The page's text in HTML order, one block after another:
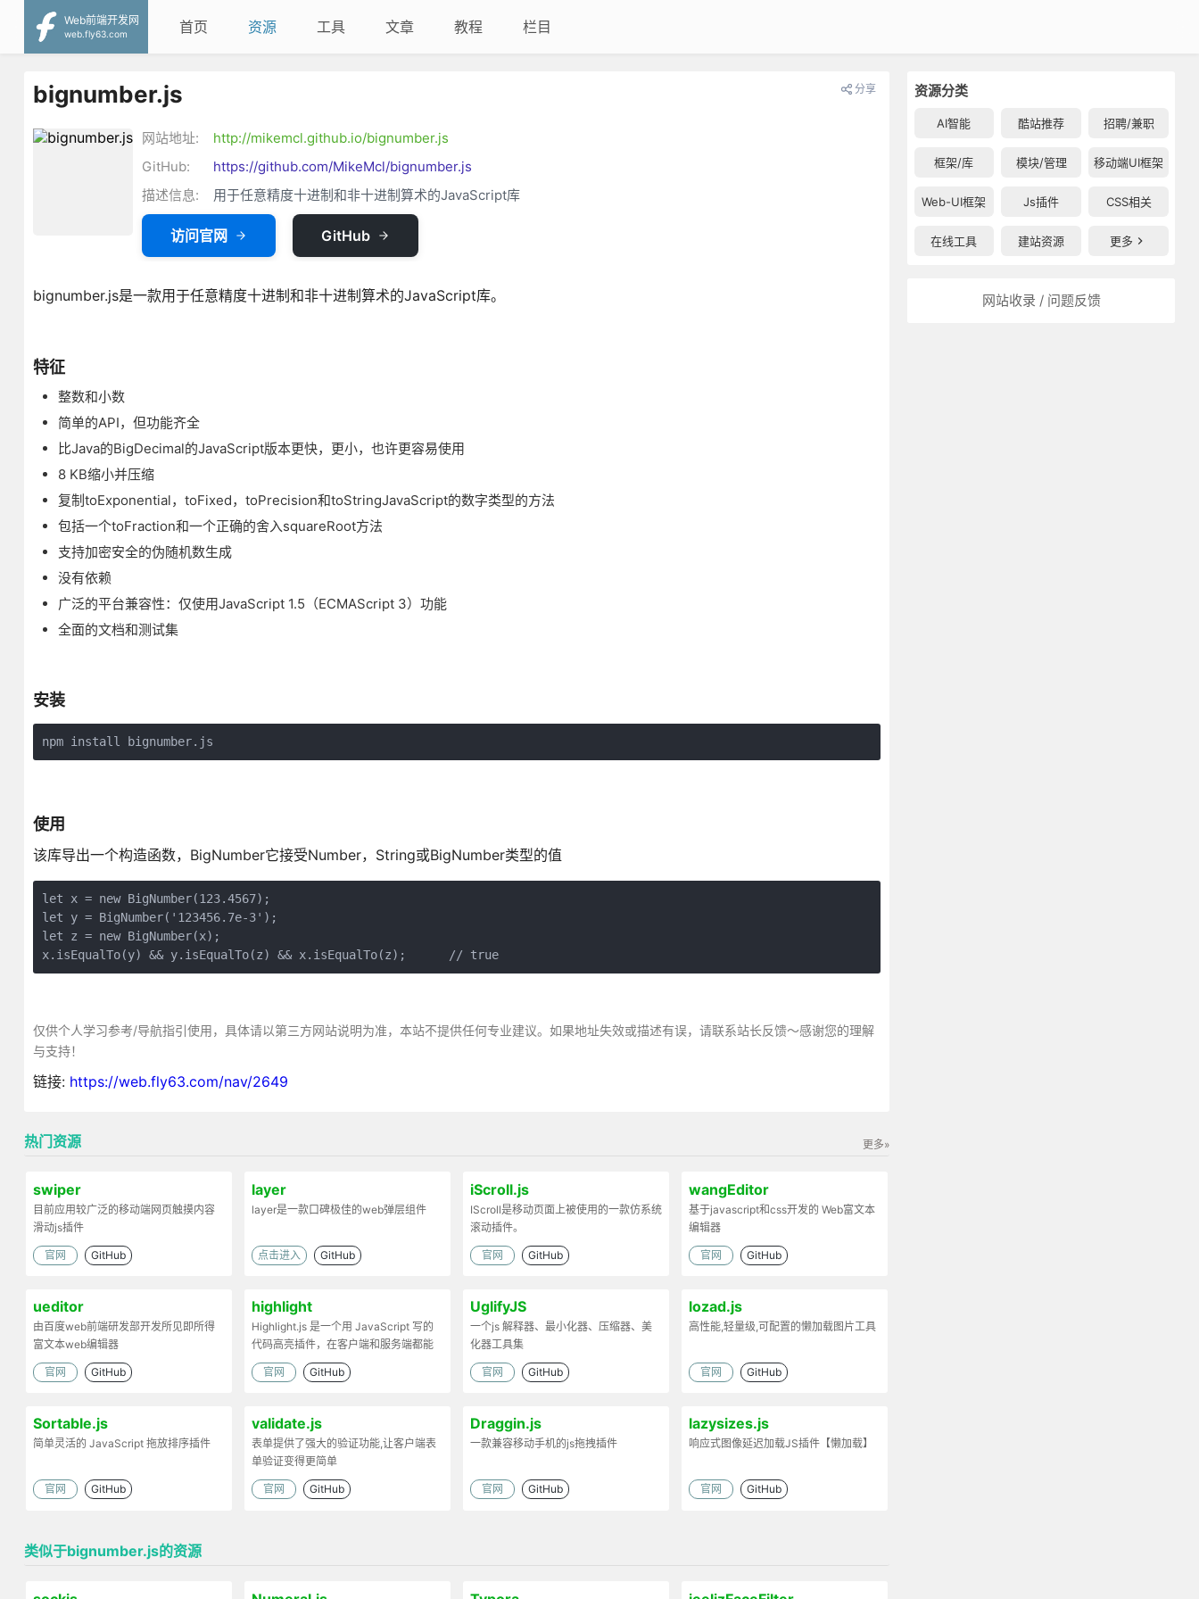
Web前端开发网
web.fly63.com
首页 资源 工具 文章 教程 栏目
资源分类
AI智能 酷站推荐 招聘/兼职
框架/库 模块/管理 移动端UI框架
Web-UI框架 Js插件 CSS相关
在线工具 建站资源 更多
网站收录 / 问题反馈
bignumber.js 分享
网站地址:
http://mikemcl.github.io/bignumber.js
GitHub:
https://github.com/MikeMcl/bignumber.js
描述信息:
用于任意精度十进制和非十进制算术的JavaScript库
访问官网 GitHub
bignumber.js是一款用于任意精度十进制和非十进制算术的JavaScript库。
特征
整数和小数
简单的API，但功能齐全
比Java的BigDecimal的JavaScript版本更快，更小，也许更容易使用
8 KB缩小并压缩
复制toExponential，toFixed，toPrecision和toStringJavaScript的数字类型的方法
包括一个toFraction和一个正确的舍入squareRoot方法
支持加密安全的伪随机数生成
没有依赖
广泛的平台兼容性：仅使用JavaScript 1.5（ECMAScript 3）功能
全面的文档和测试集
安装
npm install bignumber.js
使用
该库导出一个构造函数，BigNumber它接受Number，String或BigNumber类型的值
let x = new BigNumber(123.4567);
let y = BigNumber('123456.7e-3');
let z = new BigNumber(x);
x.isEqualTo(y) && y.isEqualTo(z) && x.isEqualTo(z);      // true
仅供个人学习参考/导航指引使用，具体请以第三方网站说明为准，本站不提供任何专业建议。如果地址失效或描述有误，请联系站长反馈～感谢您的理解
与支持！
链接: https://web.fly63.com/nav/2649
更多»
热门资源
swiper
目前应用较广泛的移动端网页触摸内容
滑动js插件
官网 GitHub
layer
layer是一款口碑极佳的web弹层组件
点击进入 GitHub
iScroll.js
IScroll是移动页面上被使用的一款仿系统
滚动插件。
官网 GitHub
wangEditor
基于javascript和css开发的 Web富文本
编辑器
官网 GitHub
ueditor
由百度web前端研发部开发所见即所得
富文本web编辑器
官网 GitHub
highlight
Highlight.js 是一个用 JavaScript 写的
代码高亮插件，在客户端和服务端都能
工作。
官网 GitHub
UglifyJS
一个js 解释器、最小化器、压缩器、美
化器工具集
官网 GitHub
lozad.js
高性能,轻量级,可配置的懒加载图片工具
官网 GitHub
Sortable.js
简单灵活的 JavaScript 拖放排序插件
官网 GitHub
validate.js
表单提供了强大的验证功能,让客户端表
单验证变得更简单
官网 GitHub
Draggin.js
一款兼容移动手机的js拖拽插件
官网 GitHub
lazysizes.js
响应式图像延迟加载JS插件【懒加载】
官网 GitHub
类似于bignumber.js的资源